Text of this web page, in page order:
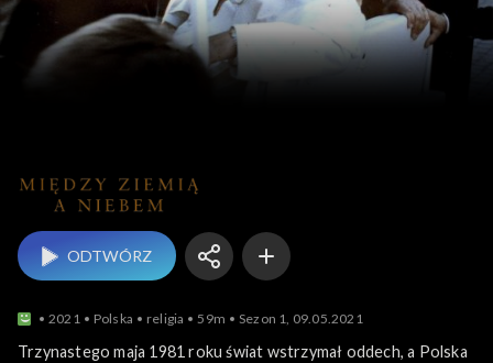
ODTWÓRZ
2021 Polska religia 59m Sezon 1, 09.05.2021
Trzynastego maja 1981 roku świat wstrzymał oddech, a Polska